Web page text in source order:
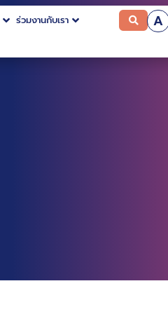
ร่วมงานกับเรา A